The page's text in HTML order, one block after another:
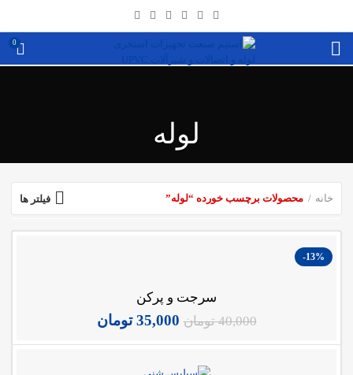
0
لوله
خانه محصولات برچسب خورده “لوله” فیلتر ها
-13%
سرجت و پرکن
40,000 تومان 35,000 تومان